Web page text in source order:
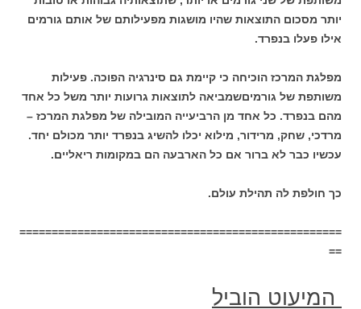
יותר מסכום התוצאות שהיו מושגות מפעילותם של אותם גורמים
אילו פעלו בנפרד.
מפלגת המרכז הוכיחה כי קיימת גם סינרגיה הפוכה. פעילות
משותפת של גורמיםשמביאה לתוצאות גרועות יותר משל כל אחד
מהם בנפרד. כל אחד מן הרביעייה המובילה של מפלגת המרכז –
מרדכי, שחק, מרידור, מילוא יכלו להשיג בנפרד יותר מכולם יחד.
עכשיו כבר לא ברור אם כל הארבעה הם במקומות ריאליים.
כך חולפת לה תהילת עולם.
==================================================
==
המיעוט הוביל